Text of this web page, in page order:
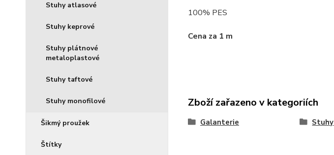
Stuhy atlasové
Stuhy keprové
Stuhy plátnové
metaloplastové
Stuhy taftové
Stuhy monofilové
Šikmý proužek
Štítky
100% PES
Cena za 1 m
Zboží zařazeno v kategoriích
Galanterie Stuhy